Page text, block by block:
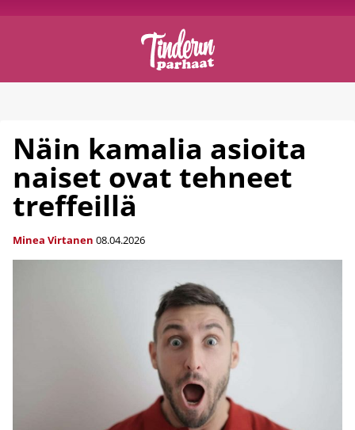
Näin kamalia asioita
naiset ovat tehneet
treffeillä
Minea Virtanen 08.04.2026